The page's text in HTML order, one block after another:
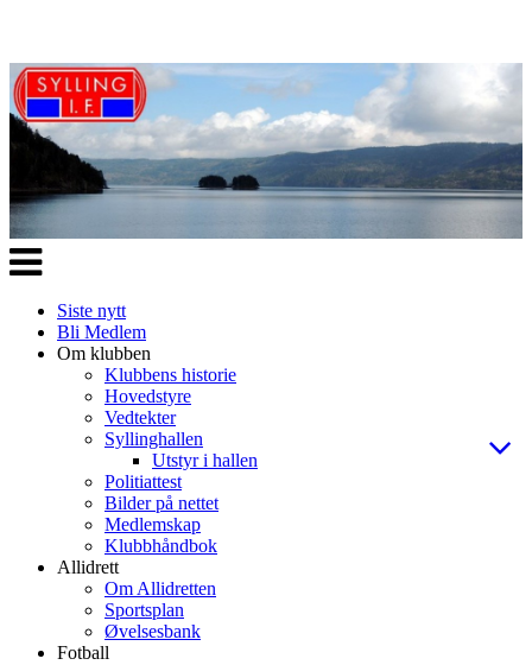
Veksle
navigasjon
Siste nytt
Bli Medlem
Om klubben
Klubbens historie
Hovedstyre
Vedtekter
Syllinghallen
Utstyr i hallen
Politiattest
Bilder på nettet
Medlemskap
Klubbhåndbok
Allidrett
Om Allidretten
Sportsplan
Øvelsesbank
Fotball